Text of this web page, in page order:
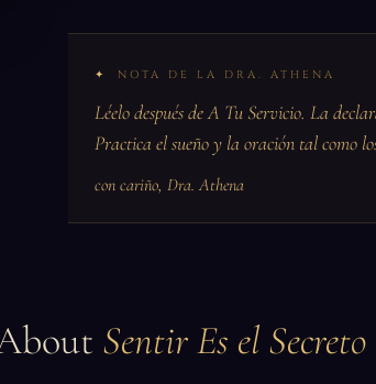
NOTA DE LA DRA. ATHENA
Léelo después de A Tu Servicio. La
Practica el sueño y la oración tal como
con cariño, Dra. Athena
Sentir Es el Secreto